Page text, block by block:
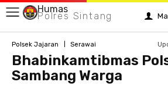
Humas
Polres Sintang
Polsek Jajaran Serawai
Bhabinkamtibmas
Sambang Warga